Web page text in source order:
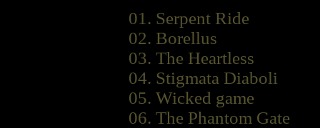
01. Serpent Ride
02. Borellus
03. The Heartless
04. Stigmata Diaboli
05. Wicked game
06. The Phantom Gate